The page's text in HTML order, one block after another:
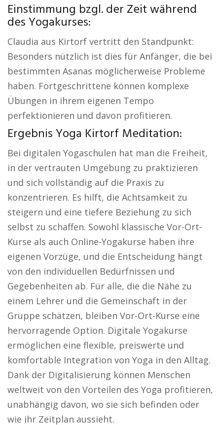
Einstimmung bzgl. der Zeit während
des Yogakurses:
Claudia aus Kirtorf vertritt den Standpunkt:
Besonders nützlich ist dies für Anfänger, die bei
bestimmten Asanas möglicherweise Probleme
haben. Fortgeschrittene können komplexe
Übungen in ihrem eigenen Tempo
perfektionieren und davon profitieren.
Ergebnis Yoga Kirtorf Meditation:
Bei digitalen Yogaschulen hat man die Freiheit,
in der vertrauten Umgebung zu praktizieren
und sich vollständig auf die Praxis zu
konzentrieren. Es hilft, die Achtsamkeit zu
steigern und eine tiefere Beziehung zu sich
selbst zu schaffen. Sowohl klassische Vor-Ort-
Kurse als auch Online-Yogakurse haben ihre
eigenen Vorzüge, und die Entscheidung hängt
von den individuellen Bedürfnissen und
Gegebenheiten ab. Für alle, die die Nähe zu
einem Lehrer und die Gemeinschaft in der
Gruppe schätzen, bleiben Vor-Ort-Kurse eine
hervorragende Option. Digitale Yogakurse
ermöglichen eine flexible, preiswerte und
komfortable Integration von Yoga in den Alltag.
Dank der Digitalisierung können Menschen
weltweit von den Vorteilen des Yoga profitieren,
unabhängig davon, wo sie sich befinden oder
wie ihr Zeitplan aussieht.